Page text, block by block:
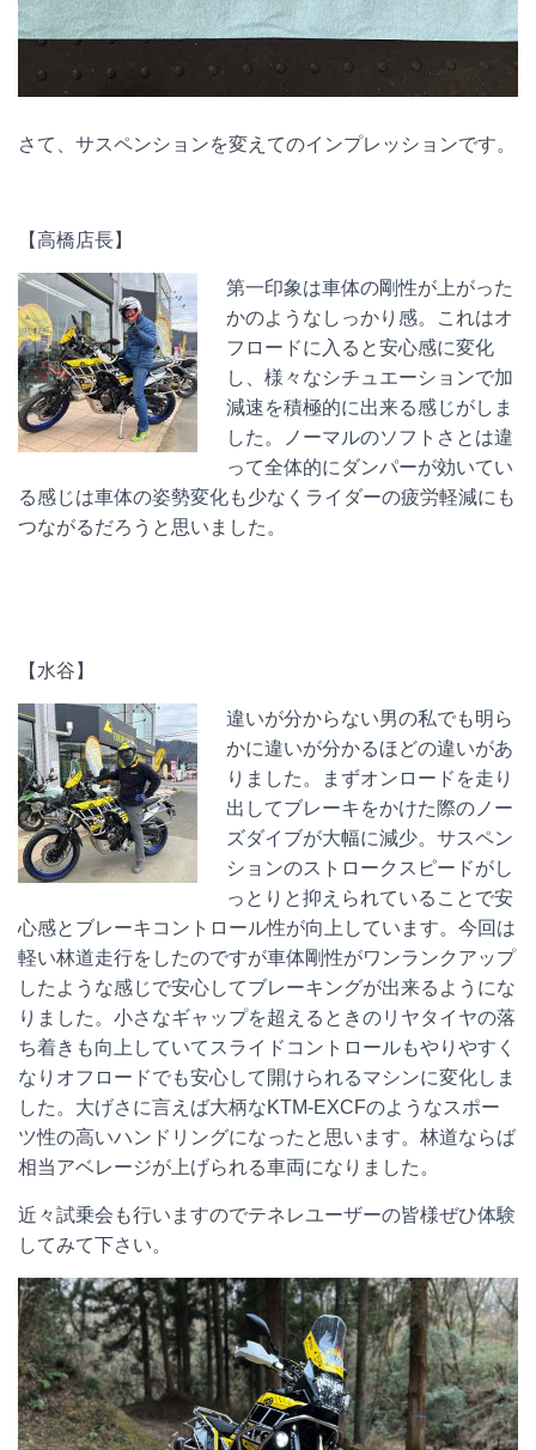
さて、サスペンションを変えてのインプレッションです。
【高橋店長】
第一印象は車体の剛性が上がった
かのようなしっかり感。これはオ
フロードに入ると安心感に変化
し、様々なシチュエーションで加
減速を積極的に出来る感じがしま
した。ノーマルのソフトさとは違
って全体的にダンパーが効いてい
る感じは車体の姿勢変化も少なくライダーの疲労軽減にも
つながるだろうと思いました。
【水谷】
違いが分からない男の私でも明ら
かに違いが分かるほどの違いがあ
りました。まずオンロードを走り
出してブレーキをかけた際のノー
ズダイブが大幅に減少。サスペン
ションのストロークスピードがし
っとりと抑えられていることで安
心感とブレーキコントロール性が向上しています。今回は
軽い林道走行をしたのですが車体剛性がワンランクアップ
したような感じで安心してブレーキングが出来るようにな
りました。小さなギャップを超えるときのリヤタイヤの落
ち着きも向上していてスライドコントロールもやりやすく
なりオフロードでも安心して開けられるマシンに変化しま
した。大げさに言えば大柄なKTM-EXCFのようなスポー
ツ性の高いハンドリングになったと思います。林道ならば
相当アベレージが上げられる車両になりました。
近々試乗会も行いますのでテネレユーザーの皆様ぜひ体験
してみて下さい。